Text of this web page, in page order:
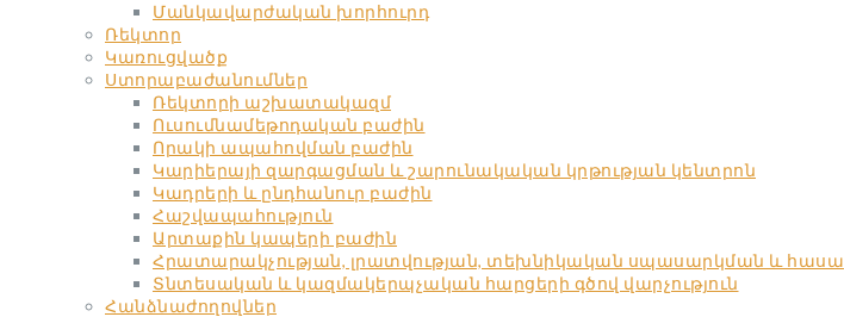
Մանկավարժական ​​խորհուրդ
Ռեկտոր
Կառուցվածք
Ստորաբաժանումներ
Ռեկտորի աշխատակազմ
Ուսումնամեթոդական բաժին
Որակի ապահովման բաժին
Կարիերայի զարգացման և շարունակական կրթության կենտրոն
Կադրերի և ընդհանուր բաժին
Հաշվապահություն
Արտաքին կապերի բաժին
Հրատարակչության, լրատվության, տեխնիկական սպասարկման և
Տնտեսական և կազմակերպչական հարցերի գծով վարչություն
Հանձնաժողովներ